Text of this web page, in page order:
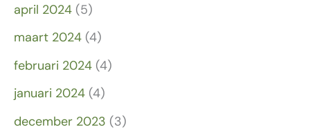
april 2024 (5)
maart 2024 (4)
februari 2024 (4)
januari 2024 (4)
december 2023 (3)